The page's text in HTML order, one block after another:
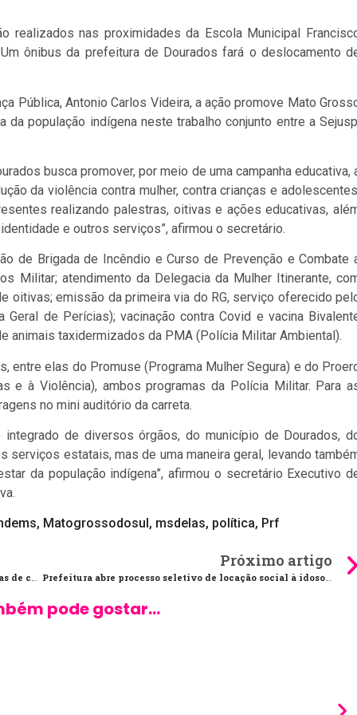
realizados nas proximidades da Escola Municipal
ônibus da prefeitura de Dourados fará o deslocamento
Pública, Antonio Carlos Videira, a ação promove Mato
população indígena neste trabalho conjunto entre a
busca promover, por meio de uma campanha educativa,
da violência contra mulher, contra crianças e
realizando palestras, oitivas e ações educativas,
e outros serviços”, afirmou o secretário.
de Brigada de Incêndio e Curso de Prevenção e Combate
Militar; atendimento da Delegacia da Mulher Itinerante,
oitivas; emissão da primeira via do RG, serviço oferecido
de Perícias); vacinação contra Covid e vacina
animais taxidermizados da PMA (Polícia Militar Ambiental).
entre elas do Promuse (Programa Mulher Segura) e do
e à Violência), ambos programas da Polícia Militar. Para
no mini auditório da carreta.
de diversos órgãos, do município de Dourados,
serviços estatais, mas de uma maneira geral, levando
da população indígena”, afirmou o secretário Executivo
, Matogrossodosul , msdelas, política, Prf
Outono começa com Sol e possibilidade de pancadas de chuva nesta segunda-feira
Próximo artigo
Prefeitura abre processo seletivo de locação social à idosos e para quem deseja adquirir imóveis na região central
pode gostar...